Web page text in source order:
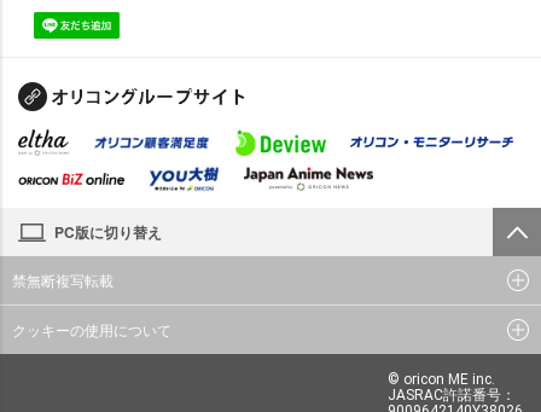
PC版に切り替え
禁無断複写転載
クッキーの使用について
© oricon ME inc.
JASRAC許諾番号：